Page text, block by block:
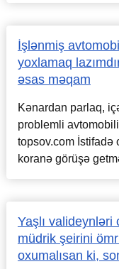
İşlənmiş
yoxlamaq
əsas məqam
Kənardan parlaq,
problemli
topsov.com İstifadə
koranə görüşə
Yaşlı
müdrik şeirini
oxumalısan ki,